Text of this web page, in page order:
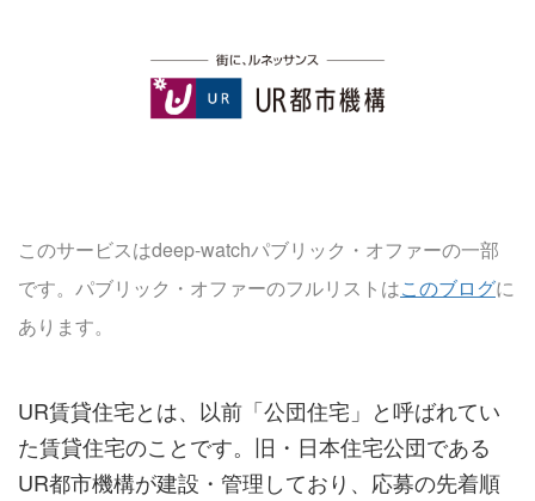
このサービスはdeep-watchパブリック・オファーの一部
です。パブリック・オファーのフルリストはこのブログに
あります。
UR賃貸住宅とは、以前「公団住宅」と呼ばれてい
た賃貸住宅のことです。旧・日本住宅公団である
UR都市機構が建設・管理しており、応募の先着順